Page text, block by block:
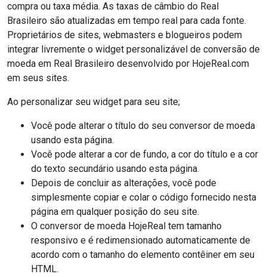
compra ou taxa média. As taxas de câmbio do Real
Brasileiro são atualizadas em tempo real para cada fonte.
Proprietários de sites, webmasters e blogueiros podem
integrar livremente o widget personalizável de conversão de
moeda em Real Brasileiro desenvolvido por HojeReal.com
em seus sites.
Ao personalizar seu widget para seu site;
Você pode alterar o título do seu conversor de moeda
usando esta página.
Você pode alterar a cor de fundo, a cor do título e a cor
do texto secundário usando esta página.
Depois de concluir as alterações, você pode
simplesmente copiar e colar o código fornecido nesta
página em qualquer posição do seu site.
O conversor de moeda HojeReal tem tamanho
responsivo e é redimensionado automaticamente de
acordo com o tamanho do elemento contêiner em seu
HTML.